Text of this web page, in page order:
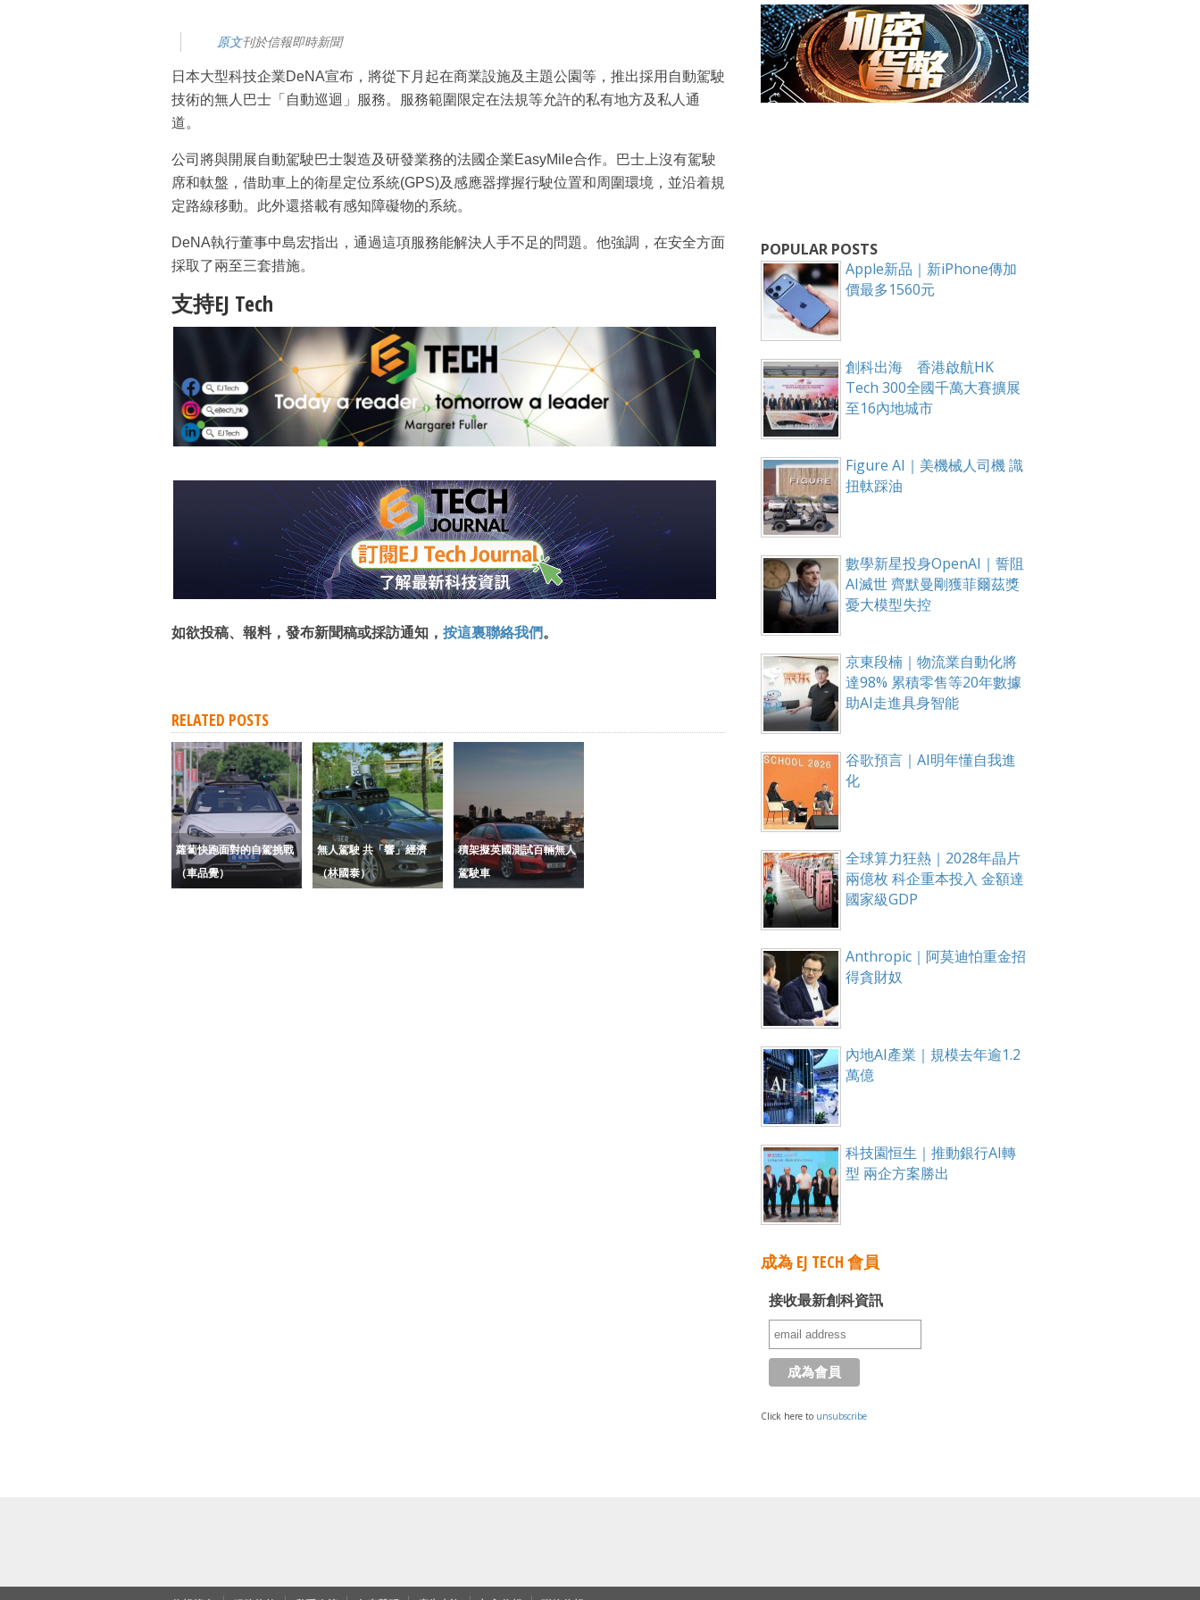
原文刊於信報即時新聞
日本大型科技企業DeNA宣布，將從下月起在商業設施及主題公園等，推出採用自動駕駛
技術的無人巴士「自動巡迴」服務。服務範圍限定在法規等允許的私有地方及私人通
道。
公司將與開展自動駕駛巴士製造及研發業務的法國企業EasyMile合作。巴士上沒有駕駛
席和軚盤，借助車上的衛星定位系統(GPS)及感應器撑握行駛位置和周圍環境，並沿着規
定路線移動。此外還搭載有感知障礙物的系統。
DeNA執行董事中島宏指出，通過這項服務能解決人手不足的問題。他強調，在安全方面
採取了兩至三套措施。
支持EJ Tech
如欲投稿、報料，發布新聞稿或採訪通知， 按這裏聯絡我們。
RELATED POSTS
蘿蔔快跑面對的自駕挑戰
（車品覺）
無人駕駛 共「響」經濟
（林國泰）
積架擬英國測試百輛無人
駕駛車
POPULAR POSTS
Apple新品｜新iPhone傳加
價最多1560元
創科出海 香港啟航HK
Tech 300全國千萬大賽擴展
至16內地城市
Figure AI｜美機械人司機 識
扭軚踩油
數學新星投身OpenAI｜誓阻
AI滅世 齊默曼剛獲菲爾茲獎
憂大模型失控
京東段楠｜物流業自動化將
達98% 累積零售等20年數據
助AI走進具身智能
谷歌預言｜AI明年懂自我進
化
全球算力狂熱｜2028年晶片
兩億枚 科企重本投入 金額達
國家級GDP
Anthropic｜阿莫迪怕重金招
得貪財奴
內地AI產業｜規模去年逾1.2
萬億
科技園恒生｜推動銀行AI轉
型 兩企方案勝出
成為 EJ TECH 會員
接收最新創科資訊
Click here to unsubscribe
最新資訊（附創業懶人包），直達郵箱！